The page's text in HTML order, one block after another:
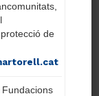
a
de